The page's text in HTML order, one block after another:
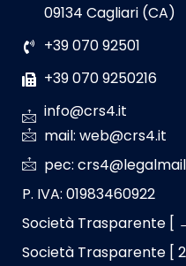
09134 Cagliari (CA)
+39 070 92501
+39 070 9250216
info@crs4.it
mail: web@crs4.it
pec:
P. IVA: 01983460922
Società Trasparente [
Società Trasparente [